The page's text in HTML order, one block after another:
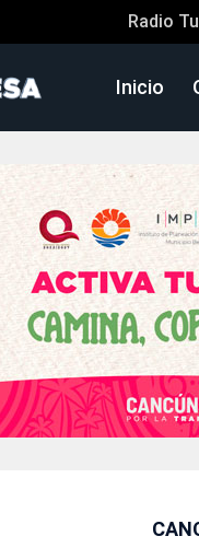
Radio
Inicio